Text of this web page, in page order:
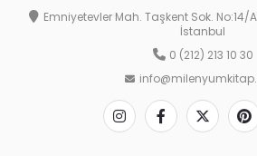
Emniyetevler Mah. Taşkent Sok. No:14/
İstanbul
0 (212) 213 10 30